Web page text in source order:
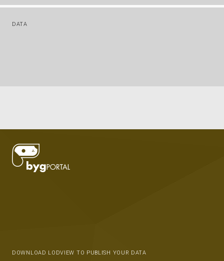
DATA
DOWNLOAD LODVIEW TO PUBLISH YOUR DATA